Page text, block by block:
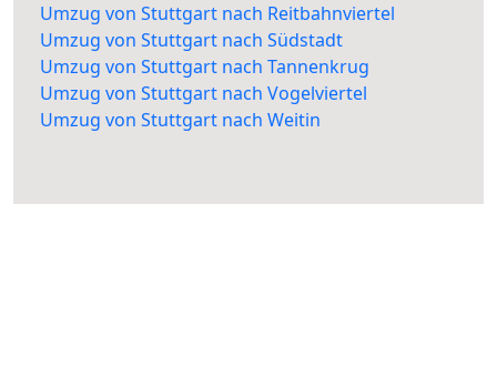
Umzug von Stuttgart nach Reitbahnviertel
Umzug von Stuttgart nach Südstadt
Umzug von Stuttgart nach Tannenkrug
Umzug von Stuttgart nach Vogelviertel
Umzug von Stuttgart nach Weitin